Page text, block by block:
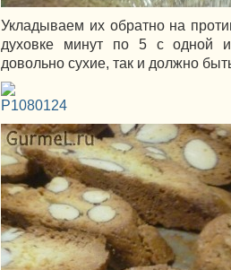
Укладываем их обратно на
духовке минут по 5 с одной
довольно сухие, так и должно